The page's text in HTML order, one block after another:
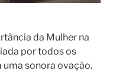
da Mulher na
por todos os
uma sonora ovação.